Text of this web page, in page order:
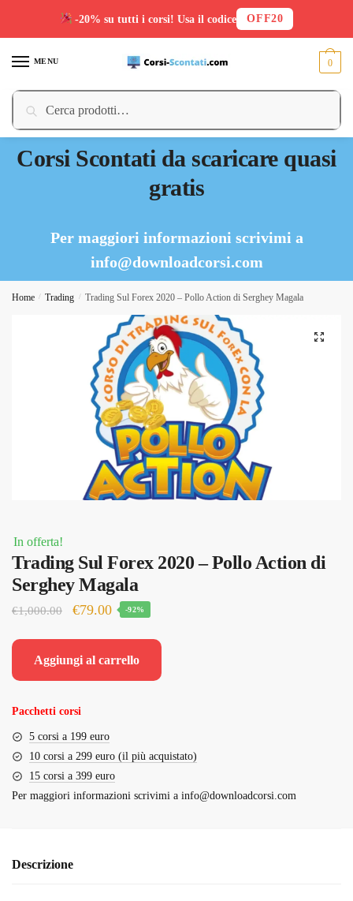
MENU
Cerca:
Cerca
0
Corsi Scontati da scaricare quasi
gratis
Per maggiori informazioni scrivimi a
info@downloadcorsi.com
Home / Trading / Trading Sul Forex 2020 – Pollo Action di Serghey Magala
In offerta!
Trading Sul Forex 2020 – Pollo Action di
Serghey Magala
€1,000.00
Il
originale
€79.00Il
attuale
-92%
Aggiungi al carrello
Pacchetti corsi
5 corsi a 199 euro
10 corsi a 299 euro (il più acquistato)
15 corsi a 399 euro
Per maggiori informazioni scrivimi a info@downloadcorsi.com
Descrizione
-20% su tutti i corsi! Usa il codice OFF20